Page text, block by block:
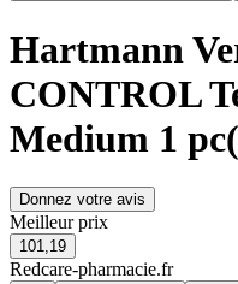
Hartmann
CONTROL
Medium 1
Donnez votre avis
Meilleur prix
101,19
Redcare-pharmacie.fr